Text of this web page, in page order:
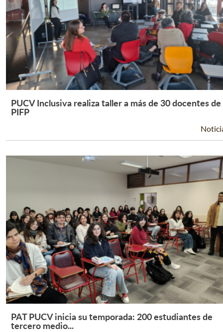
Leer Más +
PUCV Inclusiva realiza taller a más de 30 docentes de
PIFP
Leer Más +
PAT PUCV inicia su temporada: 200 estudiantes de
tercero medio...